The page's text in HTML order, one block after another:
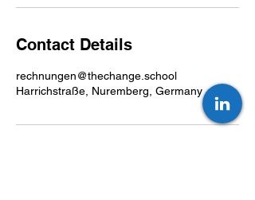
Contact Details
rechnungen@thechange.school
Harrichstraße, Nuremberg, Germany